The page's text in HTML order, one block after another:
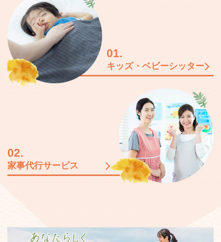
01.
キッズ・ベビーシッター
02.
家事代行サービス